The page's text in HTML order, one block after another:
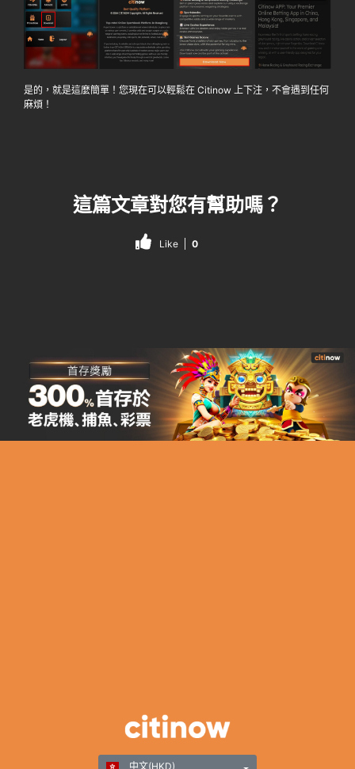
是的，就是這麼簡單！您現在可以輕鬆在 Citinow 上下注，不會遇到任何
麻煩！
這篇文章對您有幫助嗎？
Like 0
中文(HKD)